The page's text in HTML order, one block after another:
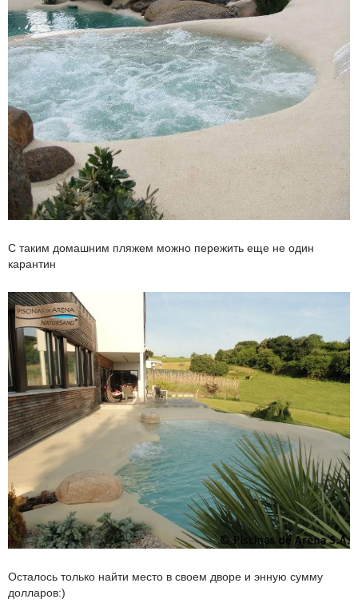
С таким домашним пляжем можно пережить еще не один
карантин
Осталось только найти место в своем дворе и энную сумму
долларов:)